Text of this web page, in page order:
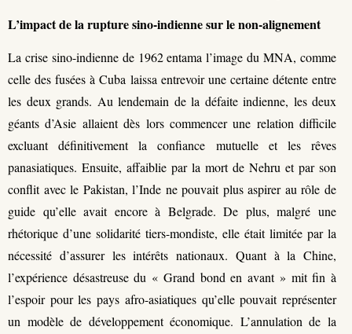
L’impact de la rupture sino-indienne sur le non-alignement
La crise sino-indienne de 1962 entama l’image du MNA, comme
celle des fusées à Cuba laissa entrevoir une certaine détente entre
les deux grands. Au lendemain de la défaite indienne, les deux
géants d’Asie allaient dès lors commencer une relation difficile
excluant définitivement la confiance mutuelle et les rêves
panasiatiques. Ensuite, affaiblie par la mort de Nehru et par son
conflit avec le Pakistan, l’Inde ne pouvait plus aspirer au rôle de
guide qu’elle avait encore à Belgrade. De plus, malgré une
rhétorique d’une solidarité tiers-mondiste, elle était limitée par la
nécessité d’assurer les intérêts nationaux. Quant à la Chine,
l’expérience désastreuse du « Grand bond en avant » mit fin à
l’espoir pour les pays afro-asiatiques qu’elle pouvait représenter
un modèle de développement économique. L’annulation de la